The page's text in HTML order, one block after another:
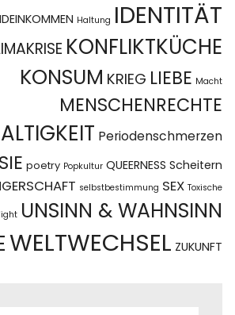
Haltung IDENTITÄT
KONFLIKTKÜCHE
KONSUM KRIEG LIEBE Macht
MENSCHENRECHTE
Periodenschmerzen
poetry Popkultur QUEERNESS Scheitern
selbstbestimmung SEX Toxische
UNSINN & WAHNSINN
WELTWECHSEL ZUKUNFT